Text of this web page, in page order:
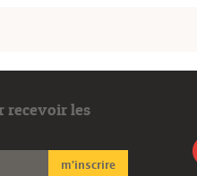
recevoir les